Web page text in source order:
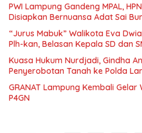
PWI Lampung Gandeng MPAL,
Disiapkan Bernuansa Adat Sai
“Jurus Mabuk” Walikota Eva
Plh-kan, Belasan Kepala SD dan
Kuasa Hukum Nurdjadi, Gindha
Penyerobotan Tanah ke Polda
GRANAT Lampung Kembali
P4GN